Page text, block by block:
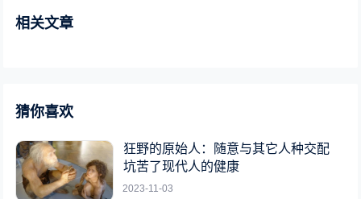
相关文章
猜你喜欢
狂野的原始人：随意与其它人种交配
坑苦了现代人的健康
2023-11-03